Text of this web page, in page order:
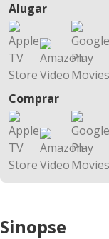
Alugar
Comprar
Sinopse